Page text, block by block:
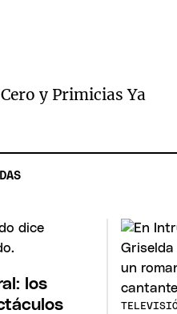
y Primicias Ya
los